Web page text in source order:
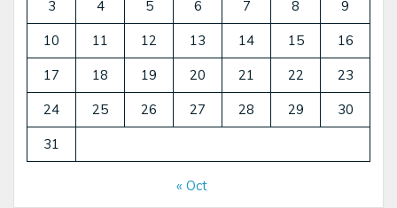
3 4 5 6 7 8 9
10 11 12 13 14 15 16
17 18 19 20 21 22 23
24 25 26 27 28 29 30
31
« Oct